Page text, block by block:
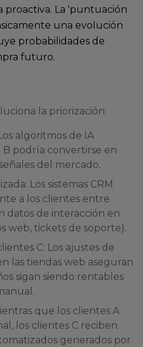
La 'puntuación
una evolución
probabilidades de
futuro.
la priorización:
algoritmos de IA
podría convertirse en
del mercado.
Los sistemas CRM
a los clientes entre
datos de interacción en
web, tickets de soporte).
C: Los ajustes de
las tiendas web aseguran
sigan siendo rentables
que los clientes A
los clientes C reciben
generados por